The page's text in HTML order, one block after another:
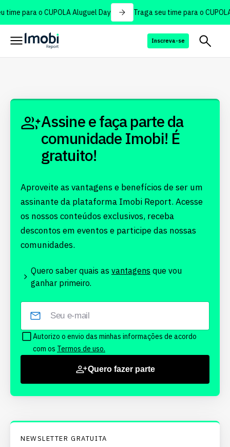
para o CUPOLA Aluguel Day Traga seu time para o
Inscreva-se
Assine e faça parte da
comunidade Imobi! É
gratuito!
Aproveite as vantagens e benefícios de ser um
assinante da plataforma Imobi Report. Acesse
os nossos conteúdos exclusivos, receba
descontos em eventos e participe das nossas
comunidades.
Quero saber quais as vantagens que vou
ganhar primeiro.
Autorizo o envio das minhas informações de acordo
com os Termos de uso.
Quero fazer parte
NEWSLETTER GRATUITA